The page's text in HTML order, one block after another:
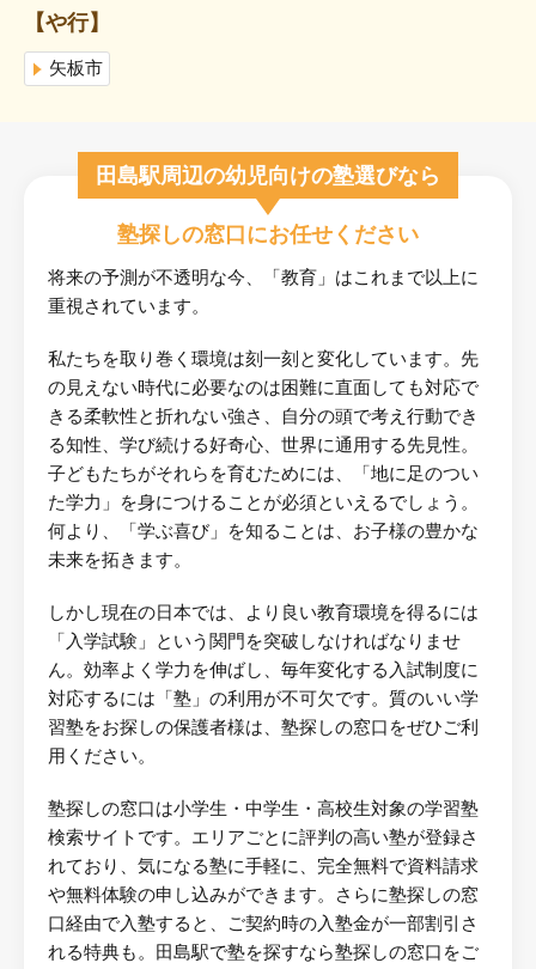
【や行】
矢板市
田島駅周辺の幼児向けの塾選びなら
塾探しの窓口にお任せください
将来の予測が不透明な今、「教育」はこれまで以上に
重視されています。
私たちを取り巻く環境は刻一刻と変化しています。先
の見えない時代に必要なのは困難に直面しても対応で
きる柔軟性と折れない強さ、自分の頭で考え行動でき
る知性、学び続ける好奇心、世界に通用する先見性。
子どもたちがそれらを育むためには、「地に足のつい
た学力」を身につけることが必須といえるでしょう。
何より、「学ぶ喜び」を知ることは、お子様の豊かな
未来を拓きます。
しかし現在の日本では、より良い教育環境を得るには
「入学試験」という関門を突破しなければなりませ
ん。効率よく学力を伸ばし、毎年変化する入試制度に
対応するには「塾」の利用が不可欠です。質のいい学
習塾をお探しの保護者様は、塾探しの窓口をぜひご利
用ください。
塾探しの窓口は小学生・中学生・高校生対象の学習塾
検索サイトです。エリアごとに評判の高い塾が登録さ
れており、気になる塾に手軽に、完全無料で資料請求
や無料体験の申し込みができます。さらに塾探しの窓
口経由で入塾すると、ご契約時の入塾金が一部割引さ
れる特典も。田島駅で塾を探すなら塾探しの窓口をご